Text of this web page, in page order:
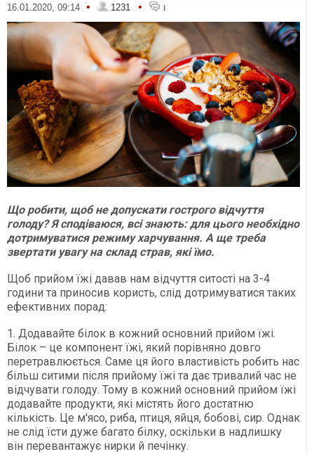
16.01.2020, 09:14 • 1231 • 1
Що робити, щоб не допускати гострого відчуття
голоду? Я сподіваюся, всі знають: для цього необхідно
дотримуватися режиму харчування. А ще треба
звертати увагу на склад страв, які їмо.
Щоб прийом їжі давав нам відчуття ситості на 3-4
години та приносив користь, слід дотримуватися таких
ефективних порад:
1. Додавайте білок в кожний основний прийом їжі.
Білок – це компонент їжі, який порівняно довго
перетравлюється. Саме ця його властивість робить нас
більш ситими після прийому їжі та дає тривалий час не
відчувати голоду. Тому в кожний основний прийом їжі
додавайте продукти, які містять його достатню
кількість. Це м'ясо, риба, птиця, яйця, бобові, сир. Однак
не слід їсти дуже багато білку, оскільки в надлишку
він перевантажує нирки й печінку.